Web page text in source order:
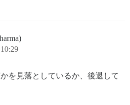
を見落としているか、後退して